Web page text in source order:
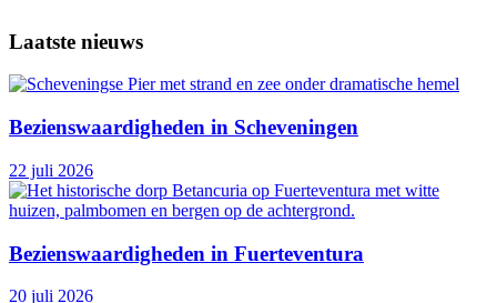
Laatste nieuws
Bezienswaardigheden in Scheveningen
22 juli 2026
Bezienswaardigheden in Fuerteventura
20 juli 2026